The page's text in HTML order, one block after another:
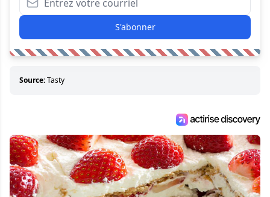
S'abonner
Source:Tasty